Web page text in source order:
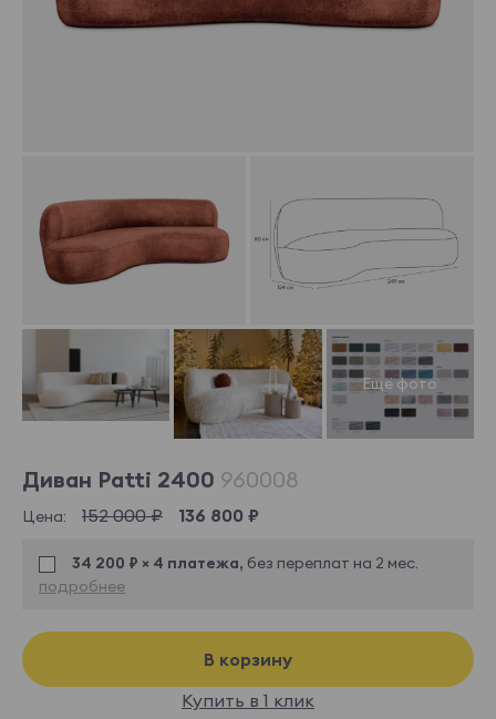
Диван Patti 2400 960008
Цена: 152 000 ₽ 136 800 ₽
34 200 ₽ × 4 платежа, без переплат на 2 мес.
подробнее
В корзину
Купить в 1 клик